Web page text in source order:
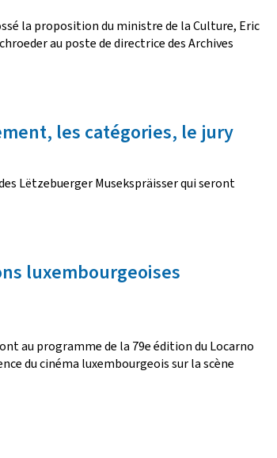
la proposition du ministre de la Culture, Eric
au poste de directrice des Archives
les catégories, le jury
Lëtzebuerger Musekspräisser qui seront
luxembourgeoises
au programme de la 79e édition du Locarno
du cinéma luxembourgeois sur la scène